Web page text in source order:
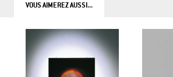
VOUS AIMEREZ AUSSI...